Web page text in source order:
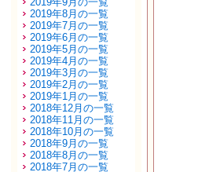
2019年8月の一覧
2019年7月の一覧
2019年6月の一覧
2019年5月の一覧
2019年4月の一覧
2019年3月の一覧
2019年2月の一覧
2019年1月の一覧
2018年12月の一覧
2018年11月の一覧
2018年10月の一覧
2018年9月の一覧
2018年8月の一覧
2018年7月の一覧